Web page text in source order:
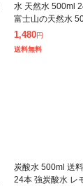
水 天然水 500ml
富士山の天然水
24 水 500ml ミネ
ウォーター ペット
ル ケース ラベ
1,480円
送料無料
炭酸水 500ml 送
24本 強炭酸水 レ